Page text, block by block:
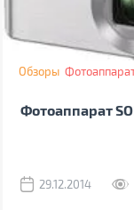
Обзоры
Фотоаппарат
29.12.2014